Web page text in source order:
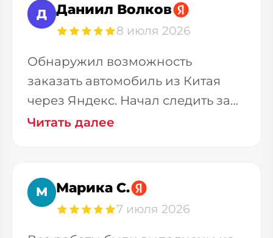
Д Даниил Волков
8 июля 2026
Обнаружил возможность
заказать автомобиль из Китая
через Яндекс. Начал следить за
телеграм-каналом. Меня
Читать далее
М Марика С.
7 июля 2026